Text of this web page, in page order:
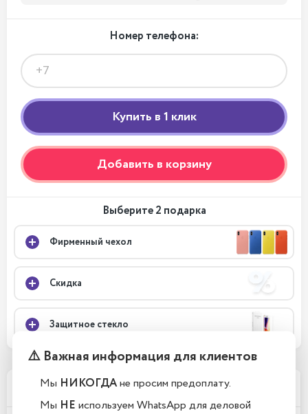
Номер телефона:
Добавить в корзину
Выберите 2 подарка
Фирменный чехол
Скидка
Защитное стекло
Почему у вас такие низкие цены?
⚠️ Важная информация для клиентов
Мы НИКОГДАне просим предоплату.
Мы НЕ используем WhatsApp для деловой